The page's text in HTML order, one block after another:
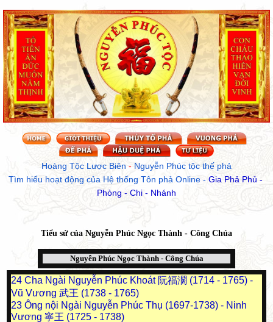
Hoàng Tộc Lược Biên - Nguyễn Phúc tộc thế phả
Tìm hiểu hoạt động của Hệ thống Tôn phả Online - Gia Phả Phủ -
Phòng - Chi - Nhánh
Tiểu sử của Nguyễn Phúc Ngọc Thành - Công Chúa
Nguyễn Phúc Ngọc Thành - Công Chúa
24 Cha Ngài Nguyễn Phúc Khoát 阮福濶 (1714 - 1765) -
Vũ Vương 武王 (1738 - 1765)
23 Ông nội Ngài Nguyễn Phúc Thụ (1697-1738) - Ninh
Vương 寧王 (1725 - 1738)